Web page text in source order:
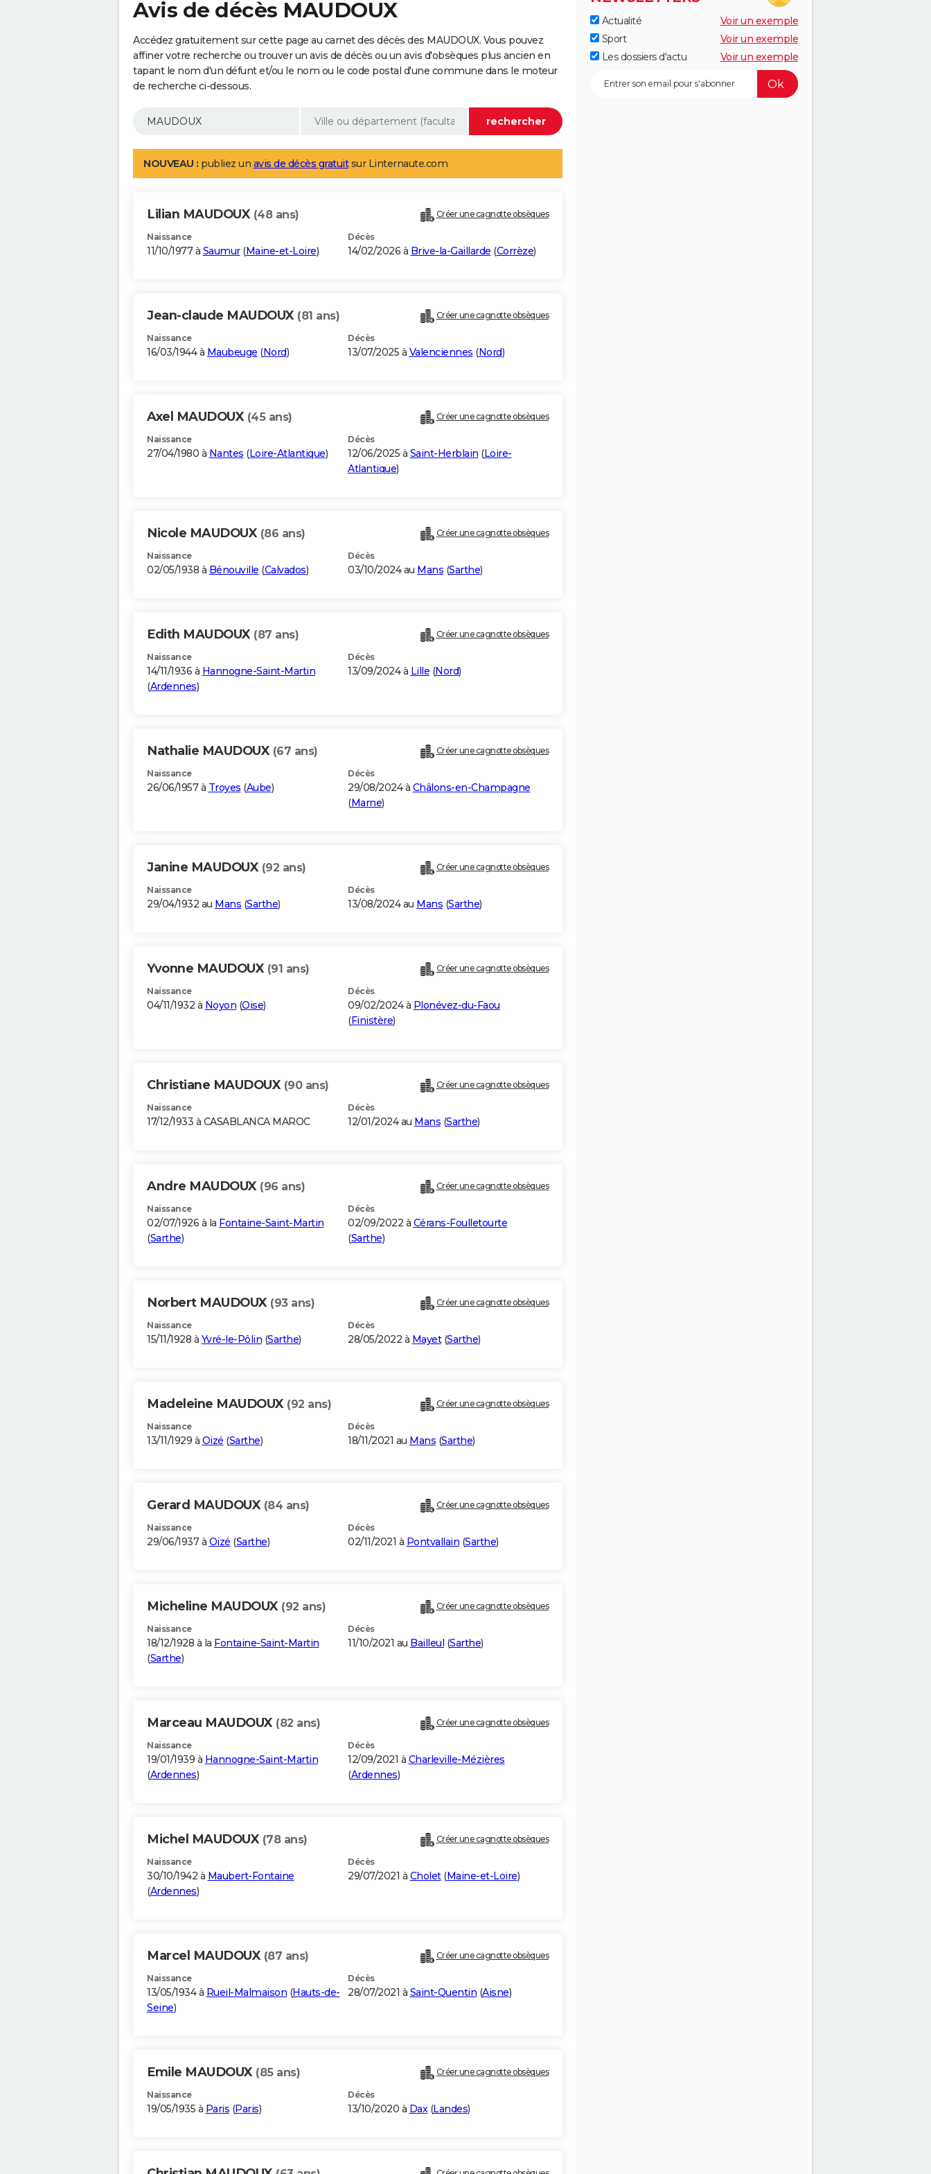
Avis de décès MAUDOUX
Accédez gratuitement sur cette page au carnet des décès des MAUDOUX. Vous pouvez
affiner votre recherche ou trouver un avis de décès ou un avis d'obsèques plus ancien en
tapant le nom d'un défunt et/ou le nom ou le code postal d'une commune dans le moteur
de recherche ci-dessous.
NOUVEAU : publiez un avis de décès gratuitsur Linternaute.com
Lilian MAUDOUX (48 ans) Créer une cagnotte obsèques
Naissance
11/10/1977 à Saumur(Maine-et-Loire)
Décès
14/02/2026 à Brive-la-Gaillarde (Corrèze)
Jean-claude MAUDOUX (81 ans) Créer une cagnotte obsèques
Naissance
16/03/1944 à Maubeuge (Nord)
Décès
13/07/2025 à Valenciennes (Nord)
Axel MAUDOUX (45 ans) Créer une cagnotte obsèques
Naissance
27/04/1980 à Nantes (Loire-Atlantique)
Décès
12/06/2025 à Saint-Herblain (Loire-
Atlantique)
Nicole MAUDOUX (86 ans) Créer une cagnotte obsèques
Naissance
02/05/1938 à Bénouville (Calvados)
Décès
03/10/2024 au Mans (Sarthe)
Edith MAUDOUX (87 ans) Créer une cagnotte obsèques
Naissance
14/11/1936 à Hannogne-Saint-Martin
(Ardennes)
Décès
13/09/2024 à Lille (Nord)
Nathalie MAUDOUX (67 ans) Créer une cagnotte obsèques
Naissance
26/06/1957 à Troyes (Aube)
Décès
29/08/2024 à Châlons-en-Champagne
(Marne)
Janine MAUDOUX (92 ans) Créer une cagnotte obsèques
Naissance
29/04/1932 au Mans (Sarthe)
Décès
13/08/2024 au Mans (Sarthe)
Yvonne MAUDOUX (91 ans) Créer une cagnotte obsèques
Naissance
04/11/1932 à Noyon (Oise)
Décès
09/02/2024 à Plonévez-du-Faou
(Finistère)
Christiane MAUDOUX (90 ans) Créer une cagnotte obsèques
Naissance
17/12/1933 à CASABLANCA MAROC
Décès
12/01/2024 au Mans (Sarthe)
Andre MAUDOUX (96 ans) Créer une cagnotte obsèques
Naissance
02/07/1926 à la Fontaine-Saint-Martin
(Sarthe)
Décès
02/09/2022 à Cérans-Foulletourte
(Sarthe)
Norbert MAUDOUX (93 ans) Créer une cagnotte obsèques
Naissance
15/11/1928 à Yvré-le-Pôlin (Sarthe)
Décès
28/05/2022 à Mayet(Sarthe)
Madeleine MAUDOUX (92 ans) Créer une cagnotte obsèques
Naissance
13/11/1929 à Oizé (Sarthe)
Décès
18/11/2021 au Mans (Sarthe)
Gerard MAUDOUX (84 ans) Créer une cagnotte obsèques
Naissance
29/06/1937 à Oizé (Sarthe)
Décès
02/11/2021 à Pontvallain (Sarthe)
Micheline MAUDOUX (92 ans) Créer une cagnotte obsèques
Naissance
18/12/1928 à la Fontaine-Saint-Martin
(Sarthe)
Décès
11/10/2021 au Bailleul (Sarthe)
Marceau MAUDOUX (82 ans) Créer une cagnotte obsèques
Naissance
19/01/1939 à Hannogne-Saint-Martin
(Ardennes)
Décès
12/09/2021 à Charleville-Mézières
(Ardennes)
Michel MAUDOUX (78 ans) Créer une cagnotte obsèques
Naissance
30/10/1942 à Maubert-Fontaine
(Ardennes)
Décès
29/07/2021 à Cholet(Maine-et-Loire)
Marcel MAUDOUX (87 ans) Créer une cagnotte obsèques
Naissance
13/05/1934 à Rueil-Malmaison (Hauts-de-
Seine)
Décès
28/07/2021 à Saint-Quentin (Aisne)
Emile MAUDOUX (85 ans) Créer une cagnotte obsèques
Naissance
19/05/1935 à Paris (Paris)
Décès
13/10/2020 à Dax(Landes)
Actualité
Voir un exemple
Sport
Voir un exemple
Les dossiers d'actu
Voir un exemple